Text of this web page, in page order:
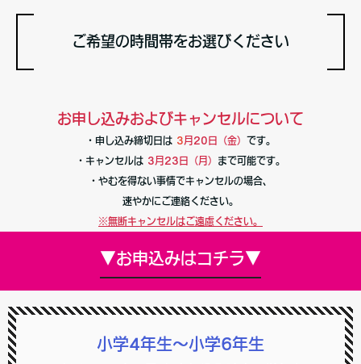
ご希望の時間帯をお選びください
お申し込みおよびキャンセルについて
・申し込み締切日は 3月20日（金） です。
・キャンセルは 3月23日（月） まで可能です。
・やむを得ない事情でキャンセルの場合、
速やかにご連絡ください。
※無断キャンセルはご遠慮ください。
▼お申込みはコチラ▼
小学4年生～小学6年生